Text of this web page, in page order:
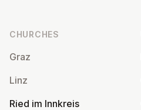
CHURCHES
Graz
Linz
Ried im Innkreis